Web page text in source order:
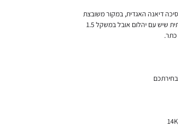
דיאנה האגדית, במקור משובצת
עם אבן חן ספיר, אך אנחנו החלטנו לתת להפוך אותה להכי מלכותית שיש עם יהלום אובל במשקל 1.5